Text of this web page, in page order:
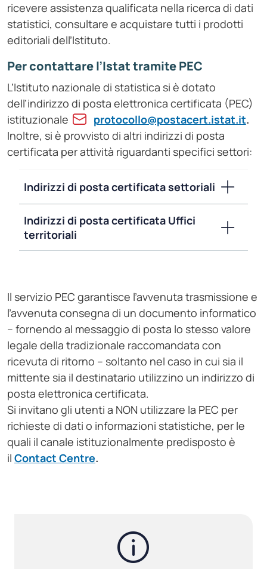
ricevere assistenza qualificata nella ricerca di dati
statistici, consultare e acquistare tutti i prodotti
editoriali dell’Istituto.
Per contattare l’Istat tramite PEC
L’Istituto nazionale di statistica si è dotato
dell’indirizzo di posta elettronica certificata (PEC)
istituzionale
protocollo@postacert.istat.it.
Inoltre, si è provvisto di altri indirizzi di posta
certificata per attività riguardanti specifici settori:
Indirizzi di posta certificata settoriali
Indirizzi di posta certificata Uffici
territoriali
Il servizio PEC garantisce l’avvenuta trasmissione e
l’avvenuta consegna di un documento informatico
– fornendo al messaggio di posta lo stesso valore
legale della tradizionale raccomandata con
ricevuta di ritorno – soltanto nel caso in cui sia il
mittente sia il destinatario utilizzino un indirizzo di
posta elettronica certificata.
Si invitano gli utenti a NON utilizzare la PEC per
richieste di dati o informazioni statistiche, per le
quali il canale istituzionalmente predisposto è
il Contact Centre.